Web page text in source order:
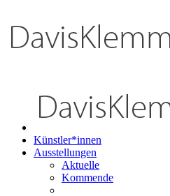
Künstler*innen
Ausstellungen
Aktuelle
Kommende